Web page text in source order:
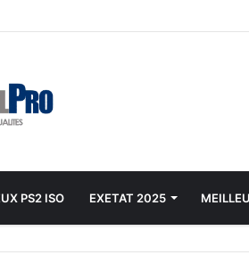
PS2 ISO EXETAT 2025